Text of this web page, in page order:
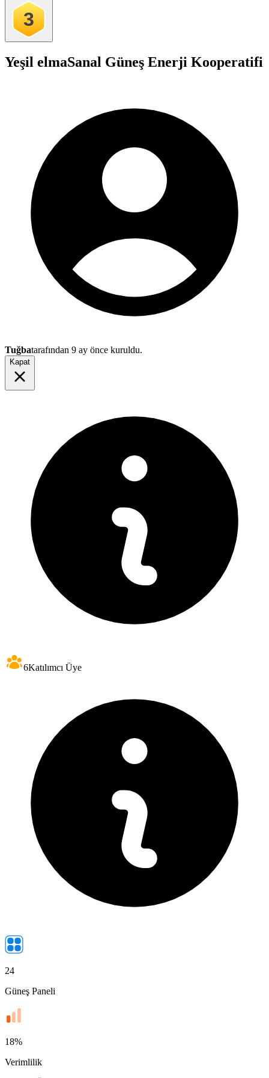
3
Yeşil elmaSanal Güneş Enerji Kooperatifi
Tuğbatarafından 9 ay önce kuruldu.
Kapat
6Katılımcı Üye
24
Güneş Paneli
18%
Verimlilik